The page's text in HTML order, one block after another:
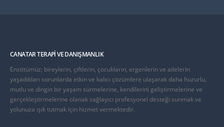
CANATAR TERAPI VE DANIŞMANLIK
Enstitümüz; bireylerin, çiftlerin, çocukların, ergenlerin ve ailelerin
yaşadıkları sorunlarda etkin ve kalıcı çözümlere ulaşarak daha huzurlu,
mutlu ve dingin bir yaşam sürmelerine, kendilerini geliştirmelerine ve
gerçekleştirmelerine olanak sağlayıcı profesyonel desteği sunmak ve
yolunuza ışık tutmak için hizmet vermektedir.